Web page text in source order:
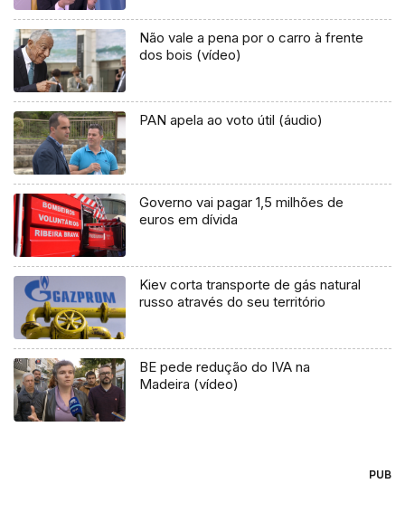
Não vale a pena por o carro à frente
dos bois (vídeo)
PAN apela ao voto útil (áudio)
Governo vai pagar 1,5 milhões de
euros em dívida
Kiev corta transporte de gás natural
russo através do seu território
BE pede redução do IVA na
Madeira (vídeo)
PUB